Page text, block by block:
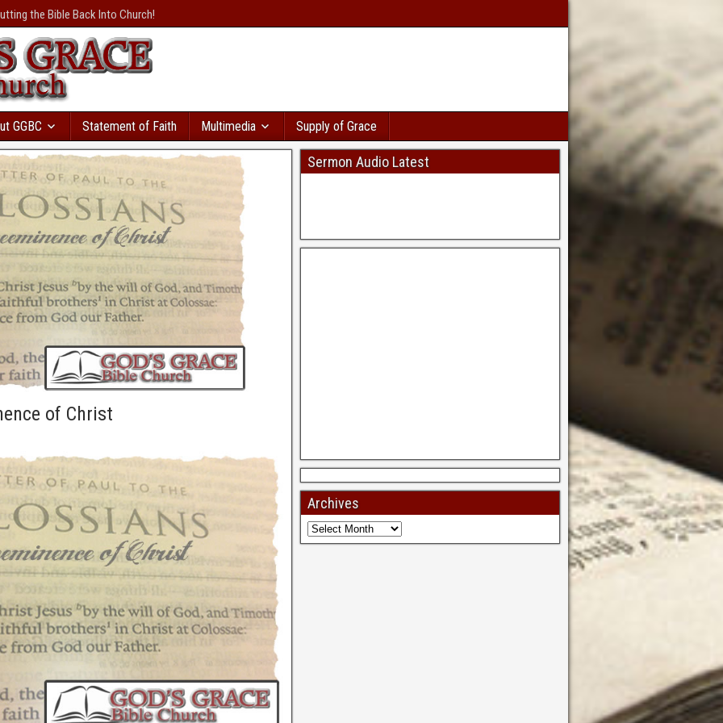
с большой
вы пойдете в
сразу же. Там даже
база
Кредит без відмови і
моментально
с автоматическим
the Bible Back Into Church!
GGBC Statement of Faith Multimedia Supply of Grace
of Christ
Sermon Audio Latest
Archives